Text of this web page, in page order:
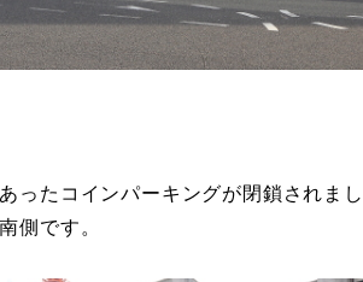
ったコインパーキングが閉鎖されま
側です。